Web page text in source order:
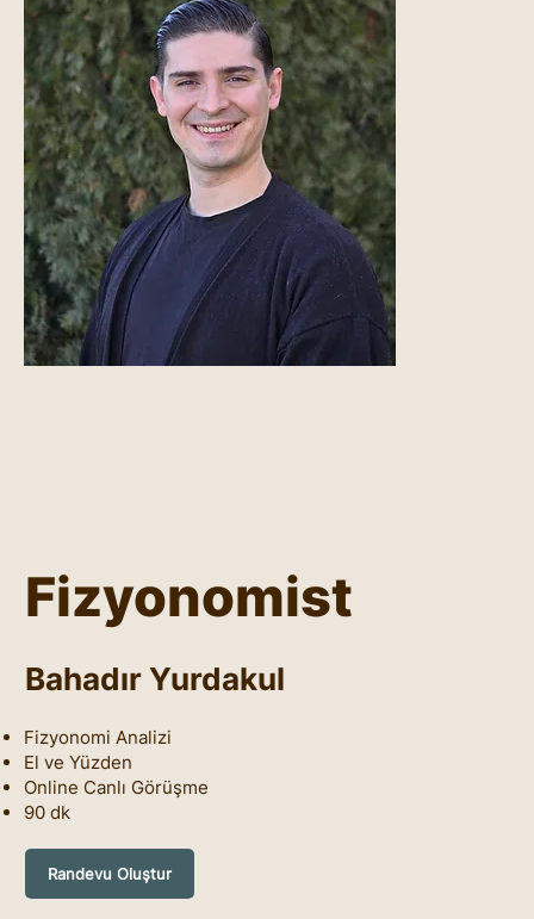
Fizyonomist
Bahadır Yurdakul
Fizyonomi Analizi
El ve Yüzden
Online Canlı Görüşme
90 dk
Randevu Oluştur